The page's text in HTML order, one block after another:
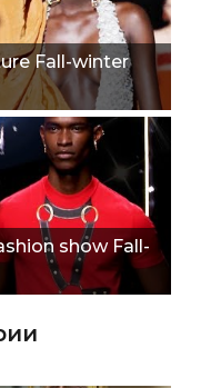
Fall-winter
show Fall-